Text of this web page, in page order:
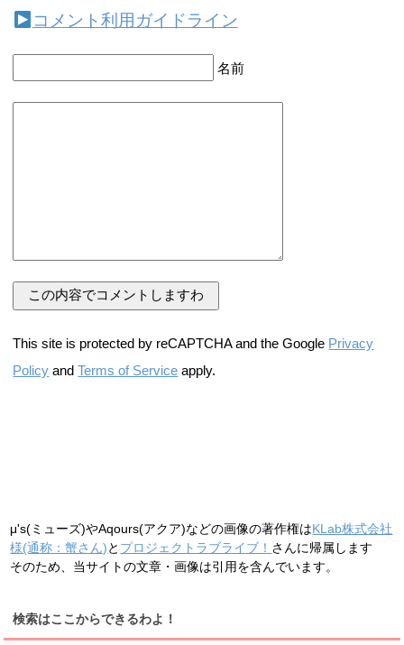
コメント利用ガイドライン
名前
This site is protected by reCAPTCHA and the Google Privacy
Policy andTerms of Service apply.
μ's(ミューズ)やAqours(アクア)などの画像の著作権はKLab株式会社
様(通称：蟹さん)と プロジェクトラブライブ！ さんに帰属します
そのため、当サイトの文章・画像は引用を含んでいます。
検索はここからできるわよ！